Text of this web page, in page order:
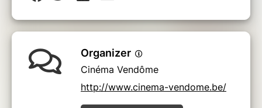
Organizer
Cinéma Vendôme
http://www.cinema-vendome.be/